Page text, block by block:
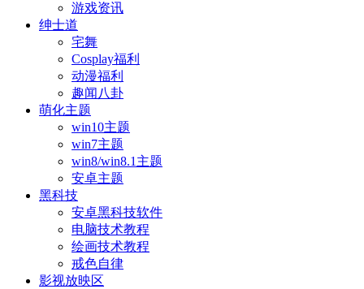
游戏资讯
绅士道
宅舞
Cosplay福利
动漫福利
趣闻八卦
萌化主题
win10主题
win7主题
win8/win8.1主题
安卓主题
黑科技
安卓黑科技软件
电脑技术教程
绘画技术教程
戒色自律
影视放映区